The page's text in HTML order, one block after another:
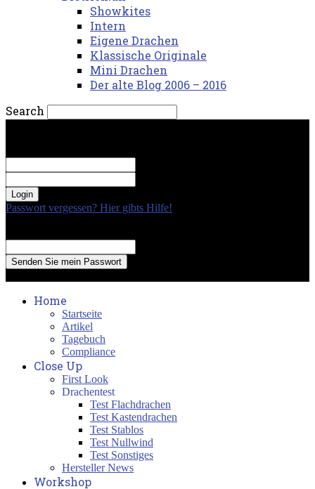
Showkites
Intern
Eigene Drachen
Klassische Originale
Mini Drachen
Der alte Blog 2006 – 2016
Search
Passwort vergessen? Hier gibts Hilfe!
Home
Startseite
Artikel
Tagebuch
Compliance
Close Up
First Look
Drachentest
Test Flachdrachen
Test Kastendrachen
Test Stablos
Test Nullwind
Test Sonstiges
Hersteller News
Workshop